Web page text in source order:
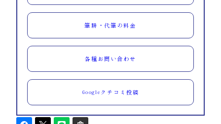
筆耕・代筆の料金
各種お問い合わせ
Googleクチコミ投稿